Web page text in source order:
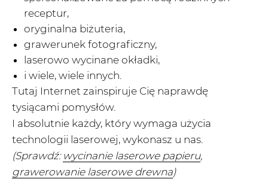
receptur,
oryginalna biżuteria,
grawerunek fotograficzny,
laserowo wycinane okładki,
i wiele, wiele innych.
Tutaj Internet zainspiruje Cię naprawdę
tysiącami pomysłów.
I absolutnie każdy, który wymaga użycia
technologii laserowej, wykonasz u nas.
(Sprawdź: wycinanie laserowe papieru,
grawerowanie laserowe drewna)